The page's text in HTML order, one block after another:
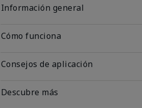
Información general
Cómo funciona
Consejos de aplicación
Descubre más